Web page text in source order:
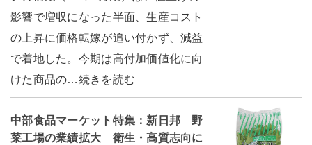
影響で増収になった半面、生産コスト
の上昇に価格転嫁が追い付かず、減益
で着地した。今期は高付加価値化に向
けた商品の…続きを読む
中部食品マーケット特集：新日邦 野
菜工場の業績拡大 衛生・高質志向に